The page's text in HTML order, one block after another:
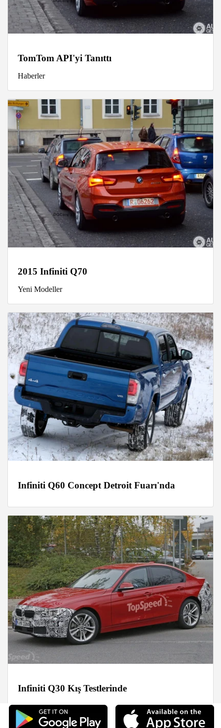
TomTom API'yi Tanıttı
Haberler
2015 Infiniti Q70
Yeni Modeller
Infiniti Q60 Concept Detroit Fuarı'nda
Infiniti Q30 Kış Testlerinde
Haberler